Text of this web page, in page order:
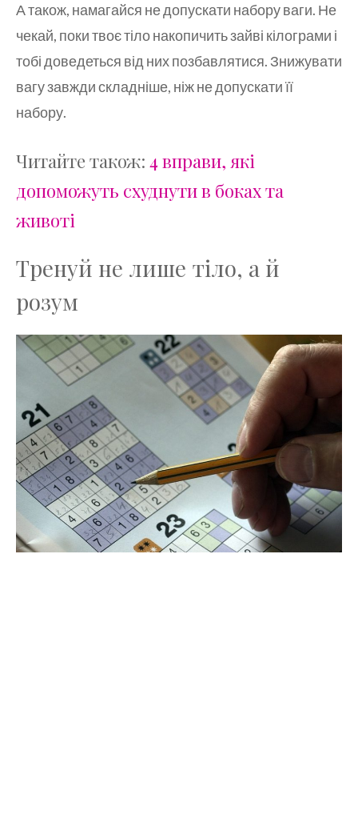
А також, намагайся не допускати набору ваги. Не
чекай, поки твоє тіло накопичить зайві кілограми і
тобі доведеться від них позбавлятися. Знижувати
вагу завжди складніше, ніж не допускати її
набору.
Читайте також: 4 вправи, які
допоможуть схуднути в боках та
животі
Тренуй не лише тіло, а й
розум